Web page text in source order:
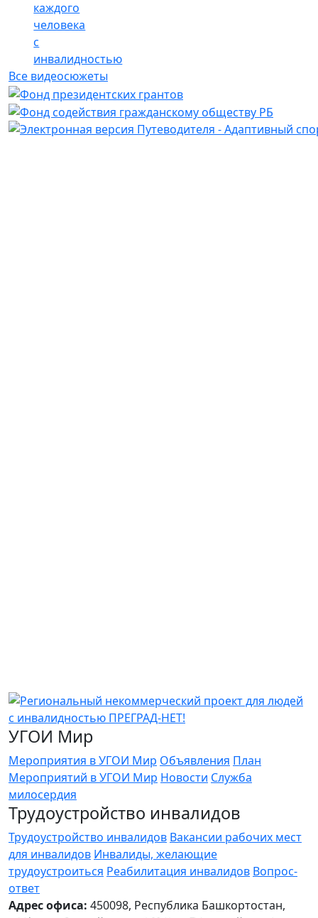
каждого
человека
с
инвалидностью
Все видеосюжеты
УГОИ Мир
Мероприятия в УГОИ Мир Объявления План
Мероприятий в УГОИ Мир Новости Служба
милосердия
Трудоустройство инвалидов
Трудоустройство инвалидов Вакансии рабочих мест
для инвалидов Инвалиды, желающие
трудоустроиться Реабилитация инвалидов Вопрос-
ответ
Адрес офиса: 450098, Республика Башкортостан,